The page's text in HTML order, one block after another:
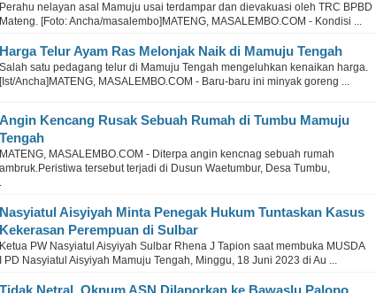
Perahu nelayan asal Mamuju usai terdampar dan dievakuasi oleh TRC BPBD
Mateng. [Foto: Ancha/masalembo]MATENG, MASALEMBO.COM - Kondisi ...
Harga Telur Ayam Ras Melonjak Naik di Mamuju Tengah
Salah satu pedagang telur di Mamuju Tengah mengeluhkan kenaikan harga.
[Ist/Ancha]MATENG, MASALEMBO.COM - Baru-baru ini minyak goreng ...
Angin Kencang Rusak Sebuah Rumah di Tumbu Mamuju
Tengah
MATENG, MASALEMBO.COM - Diterpa angin kencnag sebuah rumah
ambruk.Peristiwa tersebut terjadi di Dusun Waetumbur, Desa Tumbu,
Nasyiatul Aisyiyah Minta Penegak Hukum Tuntaskan Kasus
Kekerasan Perempuan di Sulbar
Ketua PW Nasyiatul Aisyiyah Sulbar Rhena J Tapion saat membuka MUSDA
I PD Nasyiatul Aisyiyah Mamuju Tengah, Minggu, 18 Juni 2023 di Au ...
Tidak Netral, Oknum ASN Dilaporkan ke Bawaslu Palopo